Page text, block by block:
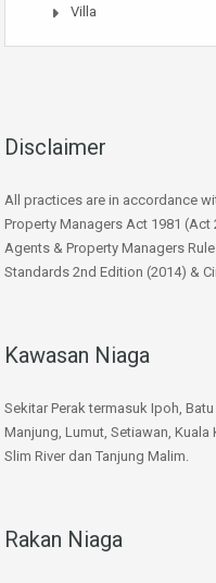
Villa
Disclaimer
All practices are in accordance
Property Managers Act 1981
Agents & Property Managers
Standards 2nd Edition (2014) &
Kawasan Niaga
Sekitar Perak termasuk Ipoh,
Manjung, Lumut, Setiawan, Kuala
Slim River dan Tanjung Malim.
Rakan Niaga